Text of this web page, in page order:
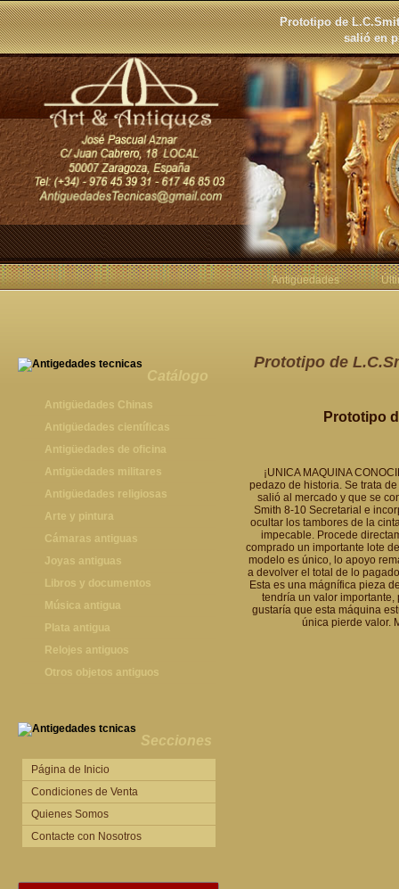
Prototipo de
salió en
Antigüedades
Catálogo
Antigüedades Chinas
Antigüedades Chinas
Antigüedades científicas
Antigüedades científicas
Antigüedades de oficina
Máquinas de escribir antiguas
Calculadoras antiguas
Teléfonos y Telégrafos antiguos
Antigüedades militares
Espadas antiguas
Medallas y condecoraciones
Cascos militares
Otros artículos militares
Antigüedades religiosas
Antigüedades religiosas
Arte y pintura
Pintura antigua
Pintura contemporánea
Grabados antiguos y mapas
Cámaras antiguas
Cámaras antiguas
Joyas antiguas
Joyas antiguas
Libros y documentos
Libros antiguos
Fotografia antigua
Publicaciones antiguas
Música antigua
Gramófonos antiguos
Cajas de música antiguas
Radios antiguas
Plata antigua
Plata antigua
Relojes antiguos
Relojes sobremesa antiguos
Relojes de bolsillo antiguos
Relojes de pulsera antiguos
Otros objetos antiguos
Secciones
Página de Inicio
Condiciones de Venta
Quienes Somos
Contacte con Nosotros
Prototipo de
Prototipo
¡UNICA MAQUINA
pedazo de historia. Se trata
salió al mercado y que se
Smith 8-10 Secretarial e
ocultar los tambores de la
impecable. Procede
comprado un importante lote
modelo es único, lo apoyo
a devolver el total de lo
Esta es una mágnífica pieza
tendría un valor
gustaría que esta máquina
única pierde valor.